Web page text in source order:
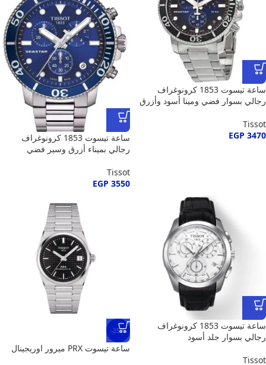
ساعة تيسوت 1853 كرونوغراف
رجالي بسوار فضي ومينا أسود وأزرق
Tissot
EGP 3470
ساعة تيسوت 1853 كرونوغراف
رجالي بميناء أزرق وسير فضي
Tissot
EGP 3550
ساعة تيسوت 1853 كرونوغراف
رجالي بسوار جلد أسود
Tissot
-25%
ساعة تيسوت PRX ميرور اوريجينال